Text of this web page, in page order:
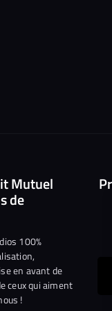
Mutuel
de
100%
en avant de
ceux qui aiment
!